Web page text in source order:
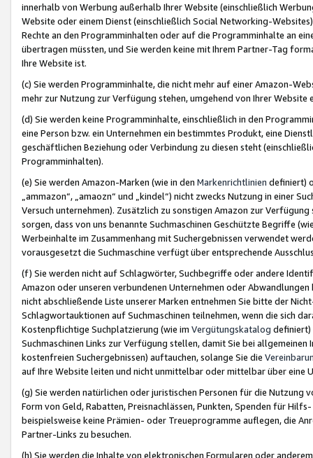
innerhalb von Werbung außerhalb Ihrer Website (einschließlich
Website oder einem Dienst (einschließlich Social Networking-
Rechte an den Programminhalten oder auf die Programminhalte an
übertragen müssten, und Sie werden keine mit Ihrem Partner-Tag
Ihre Website ist.
(c) Sie werden Programminhalte, die nicht mehr auf einer Amazon-
mehr zur Nutzung zur Verfügung stehen, umgehend von Ihrer
(d) Sie werden keine Programminhalte, einschließlich in den
eine Person bzw. ein Unternehmen ein bestimmtes Produkt, eine
geschäftlichen Beziehung oder Verbindung zu diesen steht
Programminhalten).
(e) Sie werden Amazon-Marken (wie in den Markenrichtlinien definiert)
„ammazon“, „amaozn“ und „kindel“) nicht zwecks Nutzung in einer
Versuch unternehmen). Zusätzlich zu sonstigen Amazon zur
sorgen, dass von uns benannte Suchmaschinen Geschützte Begriffe
Werbeinhalte im Zusammenhang mit Suchergebnissen verwendet
vorausgesetzt die Suchmaschine verfügt über entsprechende
(f) Sie werden nicht auf Schlagwörter, Suchbegriffe oder andere
Amazon oder unseren verbundenen Unternehmen oder
nicht abschließende Liste unserer Marken entnehmen Sie bitte der
Schlagwortauktionen auf Suchmaschinen teilnehmen, wenn die sich
Kostenpflichtige Suchplatzierung (wie im Vergütungskatalog definiert)
Suchmaschinen Links zur Verfügung stellen, damit Sie bei
kostenfreien Suchergebnissen) auftauchen, solange Sie die
auf Ihre Website leiten und nicht unmittelbar oder mittelbar über eine
(g) Sie werden natürlichen oder juristischen Personen für die Nutzung
Form von Geld, Rabatten, Preisnachlässen, Punkten, Spenden für
beispielsweise keine Prämien- oder Treueprogramme auflegen, die
Partner-Links zu besuchen.
(h) Sie werden die Inhalte von elektronischen Formularen oder